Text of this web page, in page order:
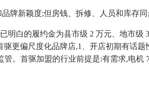
新颖度;但房钱、拆修、人员和库存同
白的履约金为县市级 2 万元、地市级
更偏尺度化品牌店,1、开店初期有话
。首驱加盟的行业前提是:有需求,电